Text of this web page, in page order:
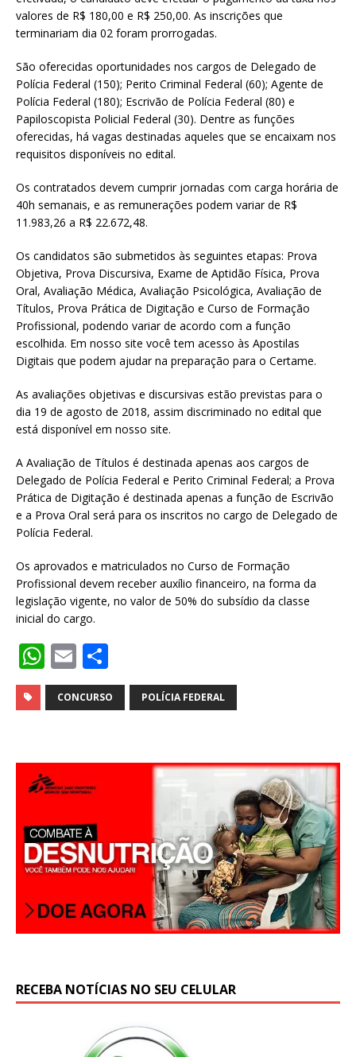
p
valores de R$ 180,00 e R$ 250,00. As inscrições que
terminariam dia 02 foram prorrogadas.
São oferecidas oportunidades nos cargos de Delegado de
Polícia Federal (150); Perito Criminal Federal (60); Agente de
Polícia Federal (180); Escrivão de Polícia Federal (80) e
Papiloscopista Policial Federal (30). Dentre as funções
oferecidas, há vagas destinadas aqueles que se encaixam nos
requisitos disponíveis no edital.
Os contratados devem cumprir jornadas com carga horária de
40h semanais, e as remunerações podem variar de R$
11.983,26 a R$ 22.672,48.
Os candidatos são submetidos às seguintes etapas: Prova
Objetiva, Prova Discursiva, Exame de Aptidão Física, Prova
Oral, Avaliação Médica, Avaliação Psicológica, Avaliação de
Títulos, Prova Prática de Digitação e Curso de Formação
Profissional, podendo variar de acordo com a função
escolhida. Em nosso site você tem acesso às Apostilas
Digitais que podem ajudar na preparação para o Certame.
As avaliações objetivas e discursivas estão previstas para o
dia 19 de agosto de 2018, assim discriminado no edital que
está disponível em nosso site.
A Avaliação de Títulos é destinada apenas aos cargos de
Delegado de Polícia Federal e Perito Criminal Federal; a Prova
Prática de Digitação é destinada apenas a função de Escrivão
e a Prova Oral será para os inscritos no cargo de Delegado de
Polícia Federal.
Os aprovados e matriculados no Curso de Formação
Profissional devem receber auxílio financeiro, na forma da
legislação vigente, no valor de 50% do subsídio da classe
inicial do cargo.
W
h
at
A
p
E
m
ai
h
ar
CONCURSO POLÍCIA FEDERAL
RECEBA NOTÍCIAS NO SEU CELULAR